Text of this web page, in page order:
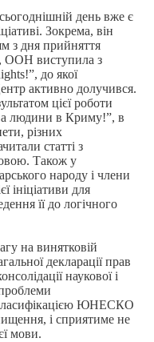
день вже є
Зокрема, він
з дня прийняття
ООН виступила з
до якої
активно долучився.
цієї роботи
людини в Криму!”, в
різних
статті з
Також у
народу і члени
ініціативи для
її до логічного
на винятковій
декларації прав
наукової і
класифікацією ЮНЕСКО
і сприятиме не
мови.